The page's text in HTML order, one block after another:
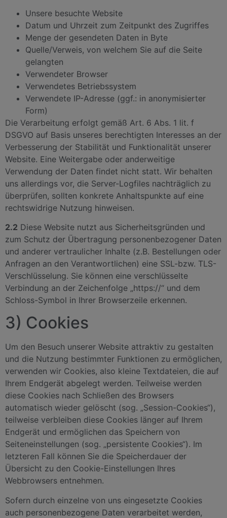
Unsere besuchte Website
Datum und Uhrzeit zum Zeitpunkt des Zugriffes
Menge der gesendeten Daten in Byte
Quelle/Verweis, von welchem Sie auf die Seite
gelangten
Verwendeter Browser
Verwendetes Betriebssystem
Verwendete IP-Adresse (ggf.: in anonymisierter
Form)
Die Verarbeitung erfolgt gemäß Art. 6 Abs. 1 lit. f
DSGVO auf Basis unseres berechtigten Interesses an der
Verbesserung der Stabilität und Funktionalität unserer
Website. Eine Weitergabe oder anderweitige
Verwendung der Daten findet nicht statt. Wir behalten
uns allerdings vor, die Server-Logfiles nachträglich zu
überprüfen, sollten konkrete Anhaltspunkte auf eine
rechtswidrige Nutzung hinweisen.
2.2 Diese Website nutzt aus Sicherheitsgründen und
zum Schutz der Übertragung personenbezogener Daten
und anderer vertraulicher Inhalte (z.B. Bestellungen oder
Anfragen an den Verantwortlichen) eine SSL-bzw. TLS-
Verschlüsselung. Sie können eine verschlüsselte
Verbindung an der Zeichenfolge „https://“ und dem
Schloss-Symbol in Ihrer Browserzeile erkennen.
3) Cookies
Um den Besuch unserer Website attraktiv zu gestalten
und die Nutzung bestimmter Funktionen zu ermöglichen,
verwenden wir Cookies, also kleine Textdateien, die auf
Ihrem Endgerät abgelegt werden. Teilweise werden
diese Cookies nach Schließen des Browsers
automatisch wieder gelöscht (sog. „Session-Cookies“),
teilweise verbleiben diese Cookies länger auf Ihrem
Endgerät und ermöglichen das Speichern von
Seiteneinstellungen (sog. „persistente Cookies“). Im
letzteren Fall können Sie die Speicherdauer der
Übersicht zu den Cookie-Einstellungen Ihres
Webbrowsers entnehmen.
Sofern durch einzelne von uns eingesetzte Cookies
auch personenbezogene Daten verarbeitet werden,